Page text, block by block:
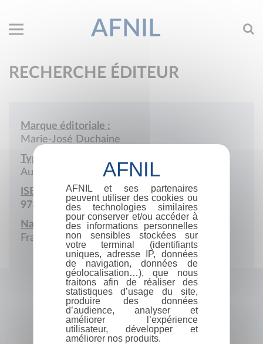
AFNIL
RECHERCHE ÉDITEUR
Marque éditoriale :
Marie-José Duchaine
Type de société :
Auto-édition
ISBN :
978-2-9592820
Nationalité :
France
AFNIL et ses partenaires
peuvent utiliser des cookies ou
des technologies similaires
pour conserver et/ou accéder à
des informations personnelles
non sensibles stockées sur
votre terminal (identifiants
uniques, adresse IP, données
de navigation, données de
géolocalisation…), que nous
traitons afin de réaliser des
statistiques d’usage du site,
produire des données
d’audience, analyser et
améliorer l’expérience
utilisateur, développer et
améliorer nos produits.